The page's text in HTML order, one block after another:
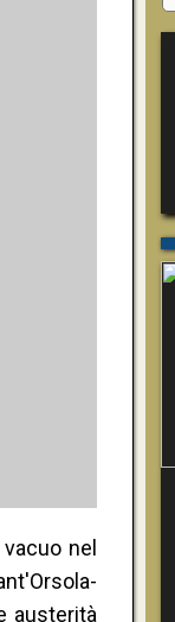
nel
austerità